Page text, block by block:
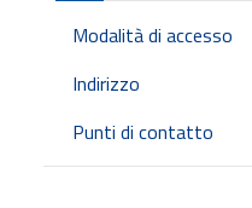
Modalità di accesso
Indirizzo
Punti di contatto